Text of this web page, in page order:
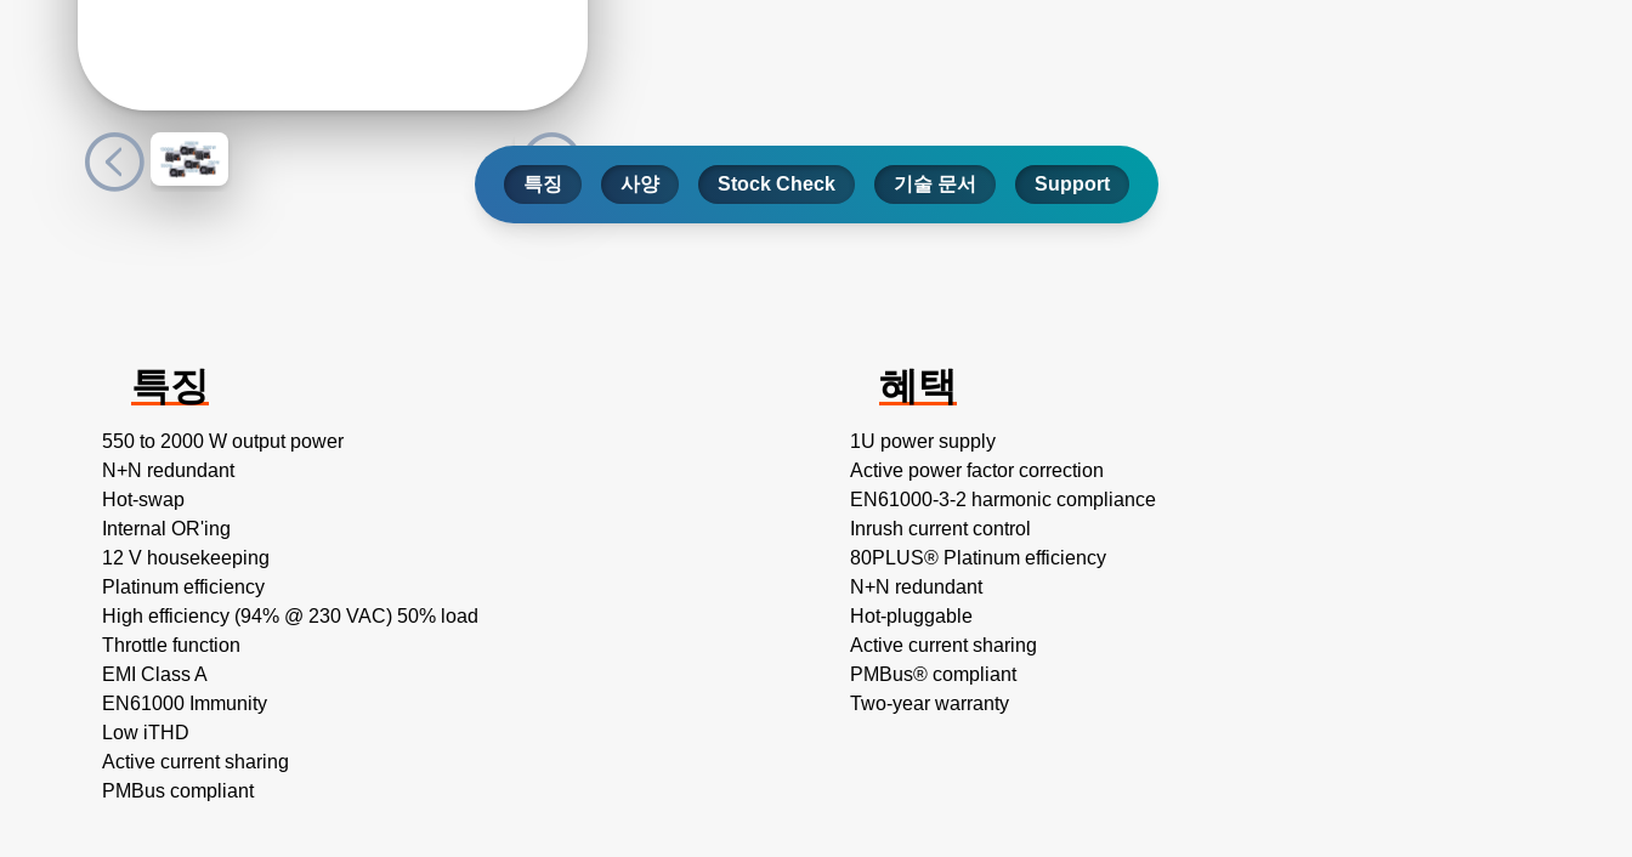
특징 사양 Stock Check 기술 문서 Support
특징
550 to 2000 W output power
N+N redundant
Hot-swap
Internal OR'ing
12 V housekeeping
Platinum efficiency
High efficiency (94% @ 230 VAC) 50% load
Throttle function
EMI Class A
EN61000 Immunity
Low iTHD
Active current sharing
PMBus compliant
혜택
1U power supply
Active power factor correction
EN61000-3-2 harmonic compliance
Inrush current control
80PLUS® Platinum efficiency
N+N redundant
Hot-pluggable
Active current sharing
PMBus® compliant
Two-year warranty